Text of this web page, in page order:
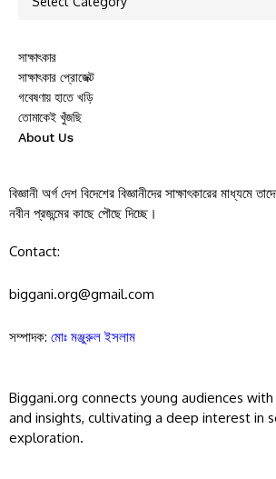
সাক্ষাৎকার
সাক্ষাৎকার প্রোজেক্ট
গবেষণায় হাতে খড়ি
তোমাকেই খুঁজছি
About Us
বিজ্ঞানী অর্গ দেশ বিদেশের বিজ্ঞানীদের সাক্ষাৎকারের মাধ্যমে
নবীন প্রজন্মের কাছে পৌছে দিচ্ছে।
Contact:
biggani.org@gmail.com
সম্পাদক: মোঃ মঞ্জুরুল ইসলাম
Biggani.org connects young audiences
and insights, cultivating a deep interest in
exploration.